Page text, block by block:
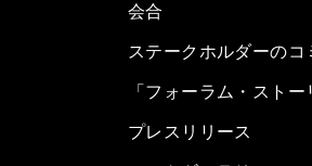
会合
ステークホルダーのコ
「フォーラム・ストー
プレスリリース